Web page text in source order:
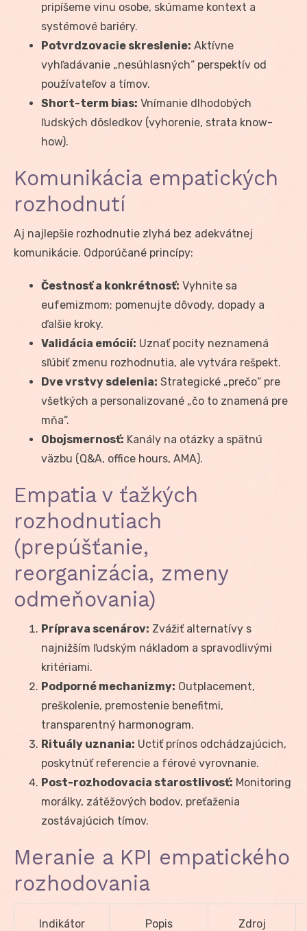
pripíšeme vinu osobe, skúmame kontext a
systémové bariéry.
Potvrdzovacie skreslenie: Aktívne
vyhľadávanie „nesúhlasných“ perspektív od
používateľov a tímov.
Short-term bias: Vnímanie dlhodobých
ľudských dôsledkov (vyhorenie, strata know-
how).
Komunikácia empatických
rozhodnutí
Aj najlepšie rozhodnutie zlyhá bez adekvátnej
komunikácie. Odporúčané princípy:
Čestnosť a konkrétnosť: Vyhnite sa
eufemizmom; pomenujte dôvody, dopady a
ďalšie kroky.
Validácia emócií: Uznať pocity neznamená
sľúbiť zmenu rozhodnutia, ale vytvára rešpekt.
Dve vrstvy sdelenia: Strategické „prečo“ pre
všetkých a personalizované „čo to znamená pre
mňa“.
Obojsmernosť: Kanály na otázky a spätnú
väzbu (Q&A, office hours, AMA).
Empatia v ťažkých
rozhodnutiach
(prepúšťanie,
reorganizácia, zmeny
odmeňovania)
Príprava scenárov: Zvážiť alternatívy s
najnižším ľudským nákladom a spravodlivými
kritériami.
Podporné mechanizmy: Outplacement,
preškolenie, premostenie benefitmi,
transparentný harmonogram.
Rituály uznania: Uctiť prínos odchádzajúcich,
poskytnúť referencie a férové vyrovnanie.
Post-rozhodovacia starostlivosť: Monitoring
morálky, zátěžových bodov, preťaženia
zostávajúcich tímov.
Meranie a KPI empatického
rozhodovania
Indikátor Popis Zdroj